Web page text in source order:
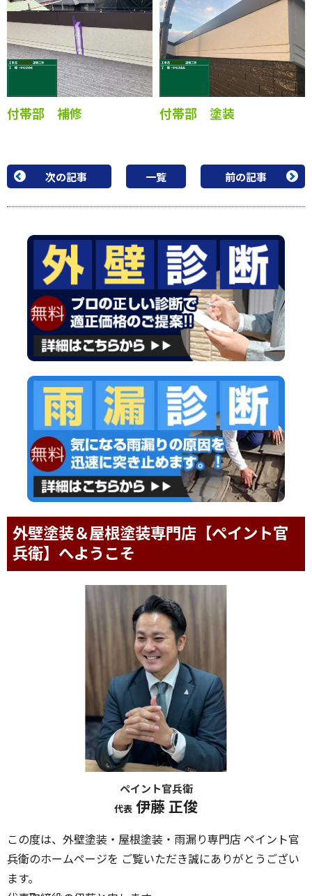
付帯部 補修 付帯部 塗装
次の記事 一覧 前の記事
外壁塗装＆屋根塗装専門店【ペイント官
兵衛】へようこそ
ペイント官兵衛
代表 伊藤 正俊
この度は、外壁塗装・屋根塗装・雨漏り専門店 ペイント官
兵衛のホームページを ご覧いただき誠にありがとうござい
ます。